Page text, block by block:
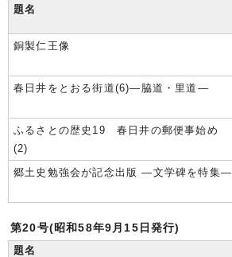
題名
銅製仁王像
春日井をとおる街道(6)―脇道・里道―
ふるさとの歴史19 春日井の郵便事始め
(2)
郷土史勉強会が記念出版 ―文学碑を特集―
第20号(昭和58年9月15日発行)
題名